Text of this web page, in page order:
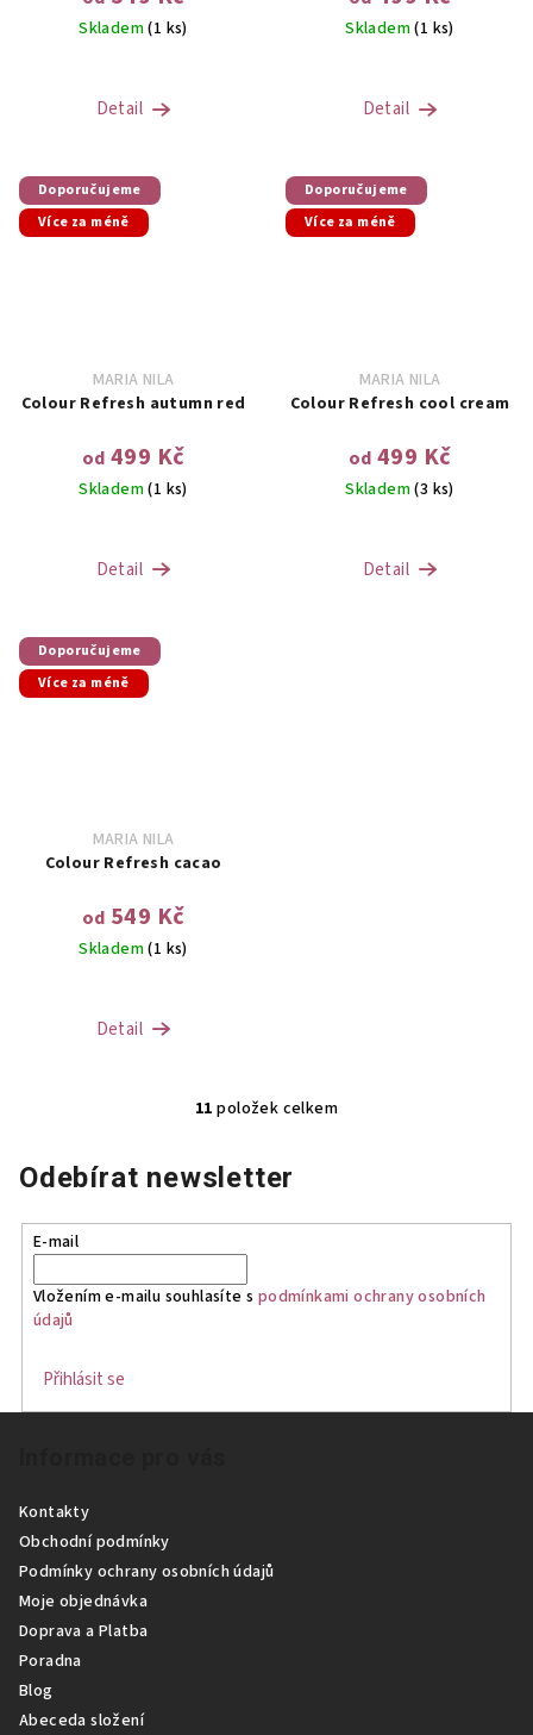
Skladem(1 ks)
Detail
Skladem(1 ks)
Detail
Doporučujeme
Více za méně
MARIA NILA
Colour Refresh autumn red
od 499 Kč
Skladem(1 ks)
Detail
Doporučujeme
Více za méně
MARIA NILA
Colour Refresh cool cream
od 499 Kč
Skladem(3 ks)
Detail
Doporučujeme
Více za méně
MARIA NILA
Colour Refresh cacao
od 549 Kč
Skladem(1 ks)
Detail
O
l
c
v
i
11 položek celkem
Odebírat newsletter
E-mail
Vložením e-mailu souhlasíte s podmínkami ochrany osobních
údajů
Přihlásit se
Kontakty
Obchodní podmínky
Podmínky ochrany osobních údajů
Moje objednávka
Doprava a Platba
Poradna
Blog
Abeceda složení